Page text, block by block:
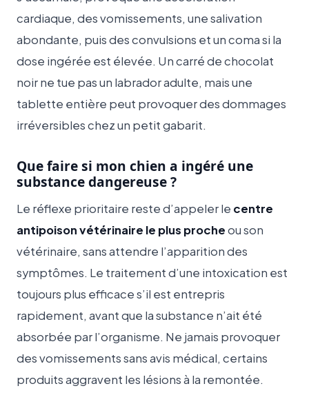
cardiaque, des vomissements, une salivation
abondante, puis des convulsions et un coma si la
dose ingérée est élevée. Un carré de chocolat
noir ne tue pas un labrador adulte, mais une
tablette entière peut provoquer des dommages
irréversibles chez un petit gabarit.
Que faire si mon chien a ingéré une
substance dangereuse ?
Le réflexe prioritaire reste d’appeler le centre
antipoison vétérinaire le plus procheou son
vétérinaire, sans attendre l’apparition des
symptômes. Le traitement d’une intoxication est
toujours plus efficace s’il est entrepris
rapidement, avant que la substance n’ait été
absorbée par l’organisme. Ne jamais provoquer
des vomissements sans avis médical, certains
produits aggravent les lésions à la remontée.